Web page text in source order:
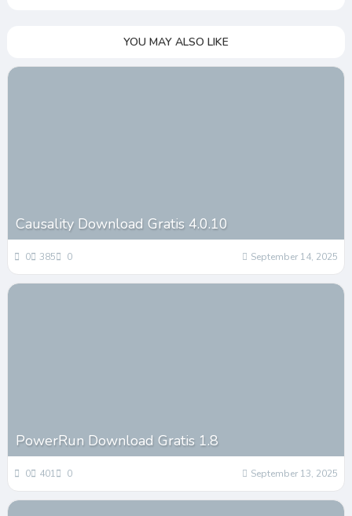
YOU MAY ALSO LIKE
Causality Download Gratis 4.0.10
0 385 0 September 14, 2025
PowerRun Download Gratis 1.8
0 401 0 September 13, 2025